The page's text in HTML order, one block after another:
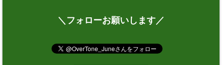
＼フォローお願いします／